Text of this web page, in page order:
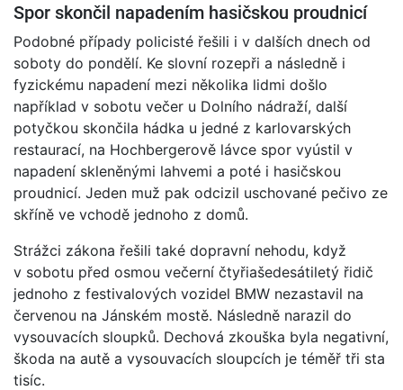
Spor skončil napadením hasičskou proudnicí
Podobné případy policisté řešili i v dalších dnech od
soboty do pondělí. Ke slovní rozepři a následně i
fyzickému napadení mezi několika lidmi došlo
například v sobotu večer u Dolního nádraží, další
potyčkou skončila hádka u jedné z karlovarských
restaurací, na Hochbergerově lávce spor vyústil v
napadení skleněnými lahvemi a poté i hasičskou
proudnicí. Jeden muž pak odcizil uschované pečivo ze
skříně ve vchodě jednoho z domů.
Strážci zákona řešili také dopravní nehodu, když
v sobotu před osmou večerní čtyřiašedesátiletý řidič
jednoho z festivalových vozidel BMW nezastavil na
červenou na Jánském mostě. Následně narazil do
vysouvacích sloupků. Dechová zkouška byla negativní,
škoda na autě a vysouvacích sloupcích je téměř tři sta
tisíc.